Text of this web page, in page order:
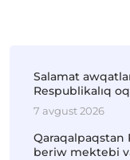
Salamat
Respublikalıq
7 avgust 2026
Qaraqalpaqstan
beriw mektebi